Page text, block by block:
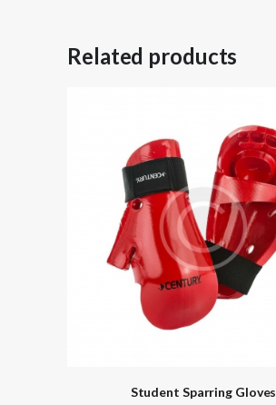
Related products
Student Sparring Gloves